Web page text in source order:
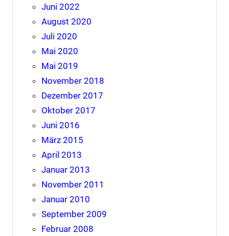
Juni 2022
August 2020
Juli 2020
Mai 2020
Mai 2019
November 2018
Dezember 2017
Oktober 2017
Juni 2016
März 2015
April 2013
Januar 2013
November 2011
Januar 2010
September 2009
Februar 2008